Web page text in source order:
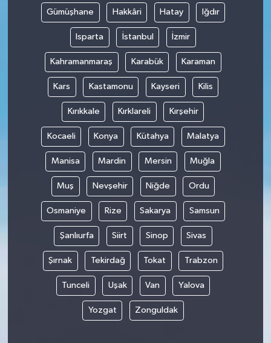
Gümüşhane Hakkâri Hatay Iğdır
Isparta İstanbul İzmir
Kahramanmaraş Karabük Karaman
Kars Kastamonu Kayseri Kilis
Kırıkkale Kırklareli Kırşehir
Kocaeli Konya Kütahya Malatya
Manisa Mardin Mersin Muğla
Muş Nevşehir Niğde Ordu
Osmaniye Rize Sakarya Samsun
Şanlıurfa Siirt Sinop Sivas
Şırnak Tekirdağ Tokat Trabzon
Tunceli Uşak Van Yalova
Yozgat Zonguldak